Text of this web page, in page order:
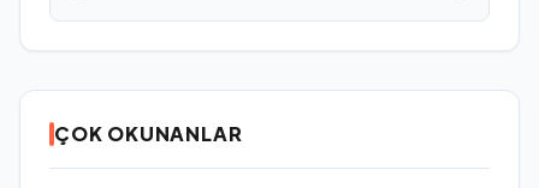
ÇOK OKUNANLAR